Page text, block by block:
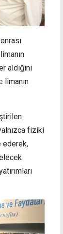
aldığını
limanın
fiziki
ederek,